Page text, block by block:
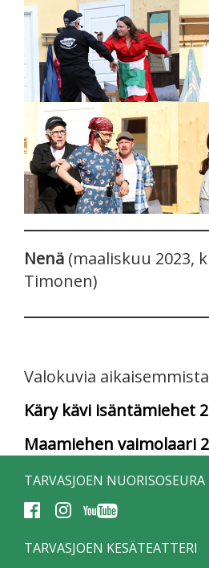
Nenä (maaliskuu 2023,
Timonen)
Valokuvia
Käry kävi isäntämiehet
Maamiehen vaimolaari
TARVASJOEN NUORISOSEURA
TARVASJOEN KESÄTEATTERI